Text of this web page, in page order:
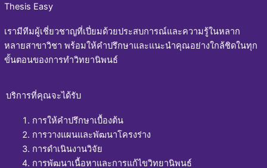
Thesis Easy
เรามีทีมผู้เชี่ยวชาญที่เปี่ยมด้วยประสบการณ์และความรู้ในหลาก
หลายสาขาวิชา พร้อมให้คำปรึกษาและแนะนำคุณอย่างใกล้ชิดในทุก
ขั้นตอนของการทำวิทยานิพนธ์
บริการที่คุณจะได้รับ
การให้คำปรึกษาเบื้องต้น
การวางแผนและพัฒนาโครงร่าง
การดำเนินงานวิจัย
การพัฒนาเนื้อหาและการแก้ไขวิทยานิพนธ์